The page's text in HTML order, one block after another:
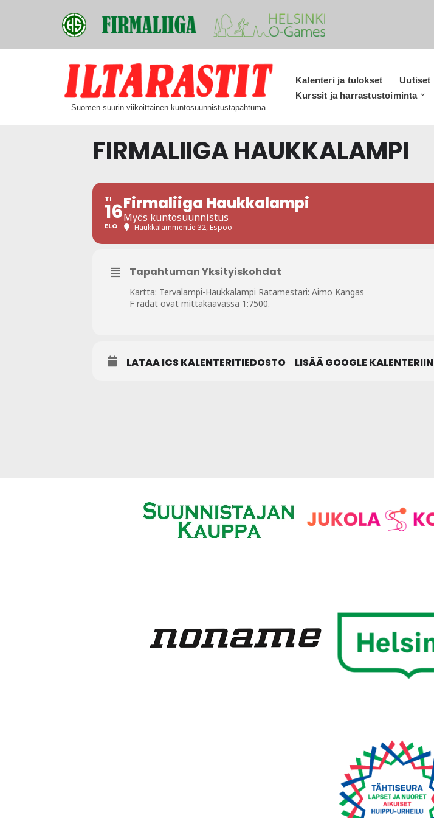
Suomen suurin viikoittainen kuntosuunnistustapahtuma
Kalenteri ja tulokset Uutiset
Kurssit ja harrastustoiminta
FIRMALIIGA HAUKKALAMPI
TI
16
ELO
Firmaliiga Haukkalampi
Myös kuntosuunnistus
Haukkalammentie 32, Espoo
Tapahtuman Yksityiskohdat
Kartta: Tervalampi-Haukkalampi Ratamestari: Aimo Kangas
F radat ovat mittakaavassa 1:7500.
LATAA ICS KALENTERITIEDOSTO LISÄÄ GOOGLE KALENTERIIN